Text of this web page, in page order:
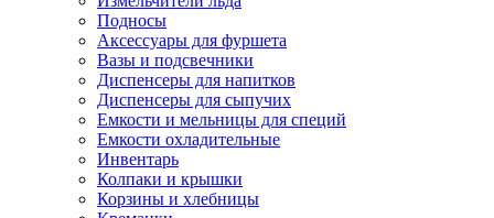
Подносы
Аксессуары для фуршета
Вазы и подсвечники
Диспенсеры для напитков
Диспенсеры для сыпучих
Емкости и мельницы для специй
Емкости охладительные
Инвентарь
Колпаки и крышки
Корзины и хлебницы